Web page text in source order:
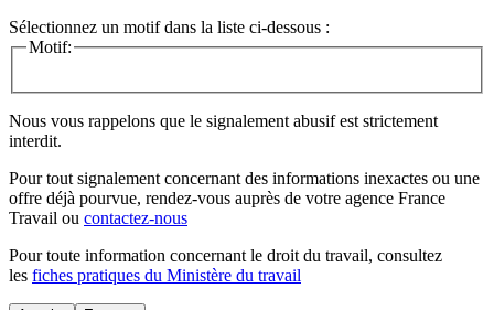
Sélectionnez un motif dans la liste ci-dessous :
Motif:
Nous vous rappelons que le signalement abusif est strictement
interdit.
Pour tout signalement concernant des informations inexactes ou une
offre déjà pourvue, rendez-vous auprès de votre agence France
Travail ou contactez-nous
Pour toute information concernant le droit du travail, consultez
les fiches pratiques du Ministère du travail